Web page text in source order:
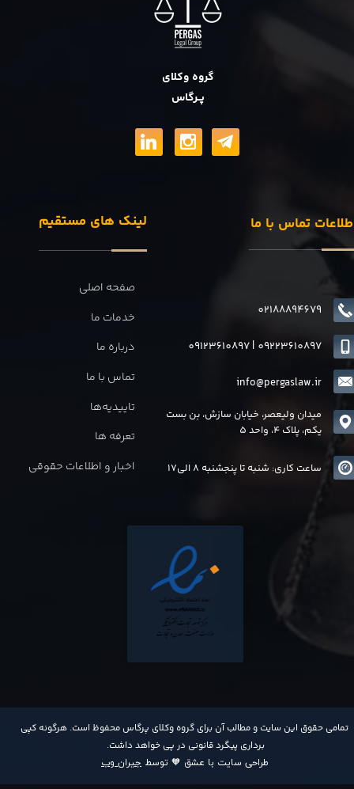
​تمامی حقوق این سایت و مطالب آن برای گروه وکلای پرگاس محفوظ است. هرگونه کپی
برداری پیگرد قانونی در پی خواهد داشت​​​​​​​.
طراحی سایت با عشق 🧡 توسط جیران وب
گروه وکلای
پــرگاس
لینک های مستقیم
صفحه اصلی
خدمات ما
درباره ما
تماس با ما
تاییدیه‌ها
تعرفه ها
اخبار و اطلاعات حقوقی
تماس با ما
02188894679
info@pergaslaw.ir
09123610897| 09223610897
میدان ولیعصر، خیابان سازش، بن بست
یکم، پلاک 4، واحد 5
ساعت کاری: شنبه تا پنجشنبه 8 الی17